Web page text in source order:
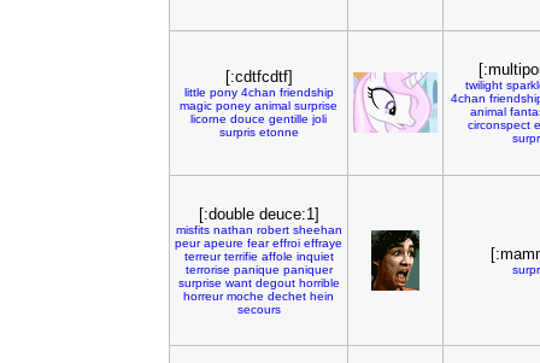
[:cdtfcdtf]
little pony 4chan friendship
magic poney animal surprise
licorne douce gentille joli
surpris etonne
twilight
4chan
animal
circonspect
[:double deuce:1]
misfits nathan robert sheehan
peur apeure fear effroi effraye
terreur terrifie affole inquiet
terrorise panique paniquer
surprise want degout horrible
horreur moche dechet hein
secours